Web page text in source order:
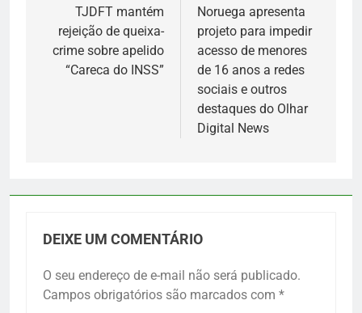
Post
TJDFT mantém
rejeição de queixa-
crime sobre apelido
“Careca do INSS”
Noruega apresenta
projeto para impedir
acesso de menores
de 16 anos a redes
sociais e outros
destaques do Olhar
Digital News
DEIXE UM COMENTÁRIO
O seu endereço de e-mail não será publicado.
Campos obrigatórios são marcados com *